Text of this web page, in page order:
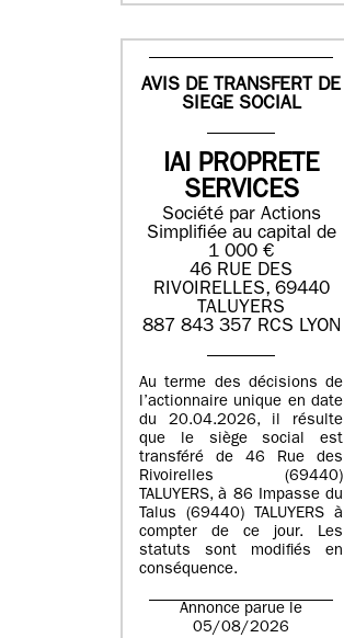
AVIS DE TRANSFERT DE
SIEGE SOCIAL
IAI PROPRETE
SERVICES
Société par Actions
Simplifiée au capital de
1 000 €
46 RUE DES
RIVOIRELLES, 69440
TALUYERS
887 843 357 RCS LYON
Au terme des décisions de
l’actionnaire unique en date
du 20.04.2026, il résulte
que le siège social est
transféré de 46 Rue des
Rivoirelles (69440)
TALUYERS, à 86 Impasse du
Talus (69440) TALUYERS à
compter de ce jour. Les
statuts sont modifiés en
conséquence.
Annonce parue le
05/08/2026